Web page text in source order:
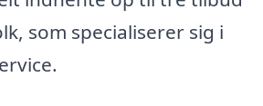
som specialiserer sig i